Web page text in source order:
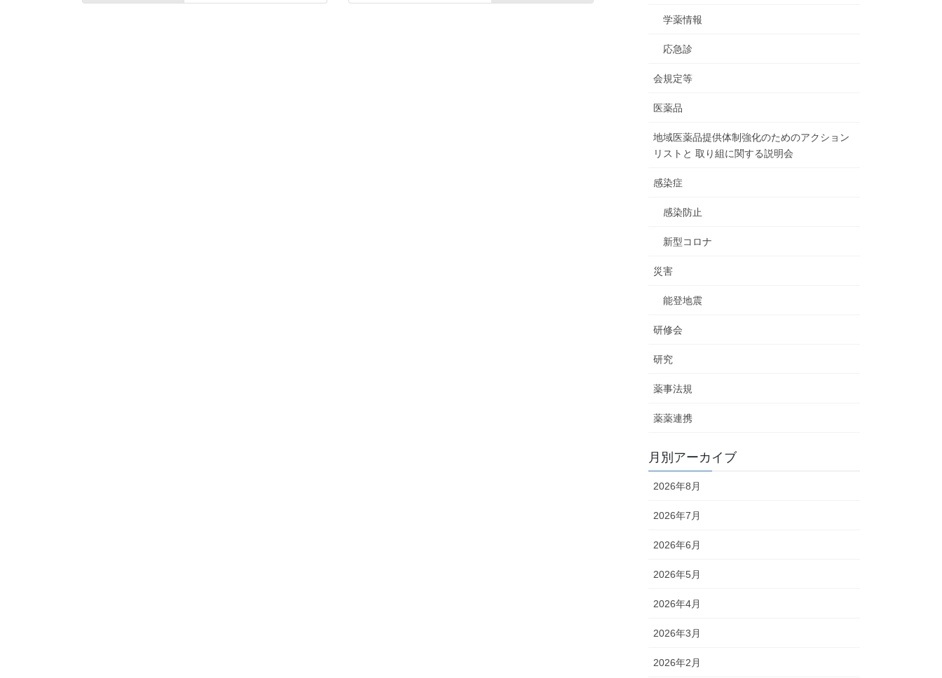
学薬情報
応急診
会規定等
医薬品
地域医薬品提供体制強化のためのアクション
リストと 取り組に関する説明会
感染症
感染防止
新型コロナ
災害
能登地震
研修会
研究
薬事法規
薬薬連携
月別アーカイブ
2026年8月
2026年7月
2026年6月
2026年5月
2026年4月
2026年3月
2026年2月